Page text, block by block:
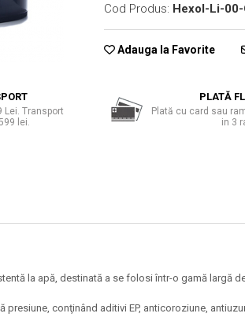
Cod Produs: Hexol-Li-00-
Adauga la Favorite
Lei. Transport
lei.
PLATĂ
Plată cu card sau
in 3
la apă, destinată a se folosi într-o gamă
conţinând aditivi EP, anticoroziune,